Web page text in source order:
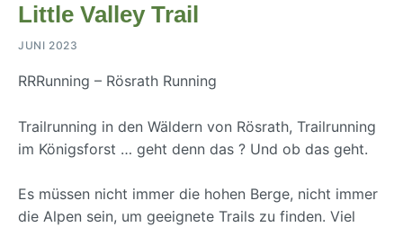
Little Valley Trail
JUNI 2023
RRRunning – Rösrath Running
Trailrunning in den Wäldern von Rösrath, Trailrunning
im Königsforst … geht denn das ? Und ob das geht.
Es müssen nicht immer die hohen Berge, nicht immer
die Alpen sein, um geeignete Trails zu finden. Viel